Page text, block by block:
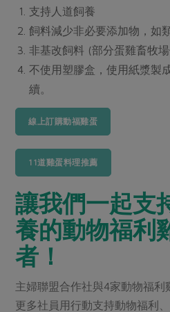
支持人道飼養
飼料減少非必要添加物，如
非基改飼料 (部分蛋雞畜牧
不使用塑膠盒，使用紙漿製
續。
線上訂購動福雞蛋
11道雞蛋料理推薦
讓我們一起支
養的動物福利
者！
主婦聯盟合作社與4家動物福利
更多社員用行動支持動物福利